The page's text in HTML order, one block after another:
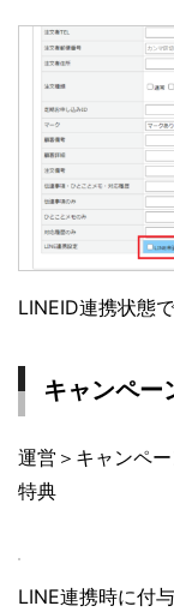
LINEID連携状態
キャンペー
運営＞キャンペ
特典
LINE連携時に付